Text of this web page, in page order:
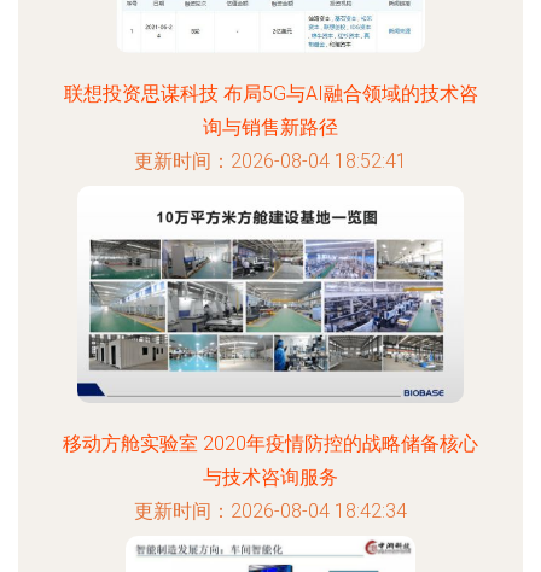
联想投资思谋科技 布局5G与AI融合领域的技术咨
询与销售新路径
更新时间：2026-08-04 18:52:41
移动方舱实验室 2020年疫情防控的战略储备核心
与技术咨询服务
更新时间：2026-08-04 18:42:34